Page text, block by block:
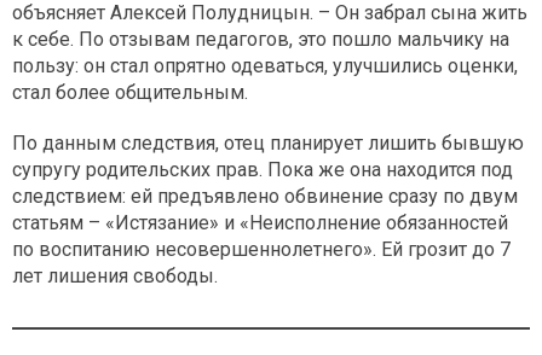
объясняет Алексей Полудницын. – Он забрал сына жить
к себе. По отзывам педагогов, это пошло мальчику на
пользу: он стал опрятно одеваться, улучшились оценки,
стал более общительным.
По данным следствия, отец планирует лишить бывшую
супругу родительских прав. Пока же она находится под
следствием: ей предъявлено обвинение сразу по двум
статьям – «Истязание» и «Неисполнение обязанностей
по воспитанию несовершеннолетнего». Ей грозит до 7
лет лишения свободы.